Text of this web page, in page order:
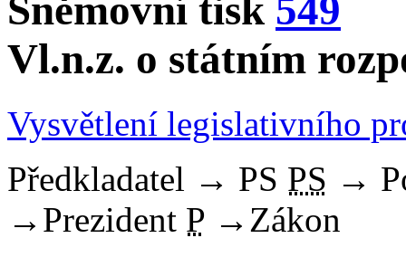
Sněmovní tisk 549
Vl.n.z. o státním
Vysvětlení legislativního
Předkladatel → PS PS →
→ Prezident P → Zákon